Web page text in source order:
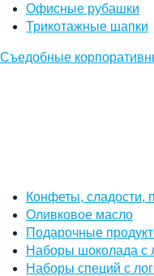
Офисные рубашки
Трикотажные шапки
Съедобные
Конфеты, сладости,
Оливковое масло
Подарочные
Наборы шоколада с
Наборы специй с